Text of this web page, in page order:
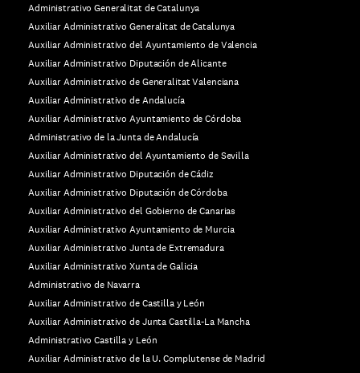
Administrativo Generalitat de Catalunya
Auxiliar Administrativo Generalitat de Catalunya
Auxiliar Administrativo del Ayuntamiento de Valencia
Auxiliar Administrativo Diputación de Alicante
Auxiliar Administrativo de Generalitat Valenciana
Auxiliar Administrativo de Andalucía
Auxiliar Administrativo Ayuntamiento de Córdoba
Administrativo de la Junta de Andalucía
Auxiliar Administrativo del Ayuntamiento de Sevilla
Auxiliar Administrativo Diputación de Cádiz
Auxiliar Administrativo Diputación de Córdoba
Auxiliar Administrativo del Gobierno de Canarias
Auxiliar Administrativo Ayuntamiento de Murcia
Auxiliar Administrativo Junta de Extremadura
Auxiliar Administrativo Xunta de Galicia
Administrativo de Navarra
Auxiliar Administrativo de Castilla y León
Auxiliar Administrativo de Junta Castilla-La Mancha
Administrativo Castilla y León
Auxiliar Administrativo de la U. Complutense de Madrid